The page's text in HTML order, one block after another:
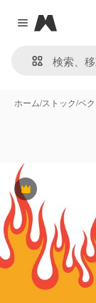
Close menu
Magnific
ホーム/ストック/ベ
Premium